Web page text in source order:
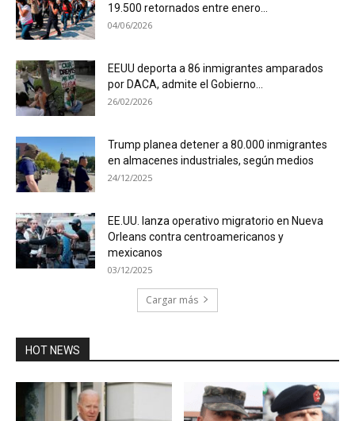
19.500 retornados entre enero...
04/06/2026
EEUU deporta a 86 inmigrantes amparados
por DACA, admite el Gobierno...
26/02/2026
Trump planea detener a 80.000 inmigrantes
en almacenes industriales, según medios
24/12/2025
EE.UU. lanza operativo migratorio en Nueva
Orleans contra centroamericanos y
mexicanos
03/12/2025
Cargar más
HOT NEWS